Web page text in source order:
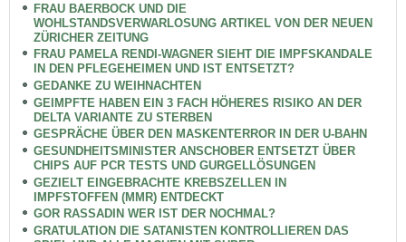
FRAU BAERBOCK UND DIE
WOHLSTANDSVERWARLOSUNG ARTIKEL VON DER NEUEN
ZÜRICHER ZEITUNG
FRAU PAMELA RENDI-WAGNER SIEHT DIE IMPFSKANDALE
IN DEN PFLEGEHEIMEN UND IST ENTSETZT?
GEDANKE ZU WEIHNACHTEN
GEIMPFTE HABEN EIN 3 FACH HÖHERES RISIKO AN DER
DELTA VARIANTE ZU STERBEN
GESPRÄCHE ÜBER DEN MASKENTERROR IN DER U-BAHN
GESUNDHEITSMINISTER ANSCHOBER ENTSETZT ÜBER
CHIPS AUF PCR TESTS UND GURGELLÖSUNGEN
GEZIELT EINGEBRACHTE KREBSZELLEN IN
IMPFSTOFFEN (MMR) ENTDECKT
GOR RASSADIN WER IST DER NOCHMAL?
GRATULATION DIE SATANISTEN KONTROLLIEREN DAS